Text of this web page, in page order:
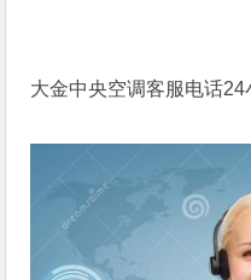
大金中央空调客服电话